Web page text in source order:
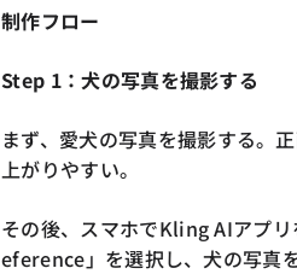
制作フロー
Step 1：犬の写真を撮影する
まず、愛犬の写真を撮影する。
上がりやすい。
その後、スマホでKling AIアプ
eference」を選択し、犬の写真